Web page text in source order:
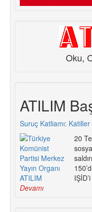
Oku,
ATILIM
Suruç Katliamı:
20
Devamı